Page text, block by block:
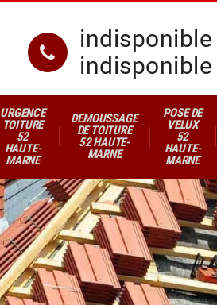
indisponible
indisponible
URGENCE
TOITURE
52
HAUTE-
MARNE
DEMOUSSAGE
DE TOITURE
52 HAUTE-
MARNE
POSE DE
VELUX
52
HAUTE-
MARNE